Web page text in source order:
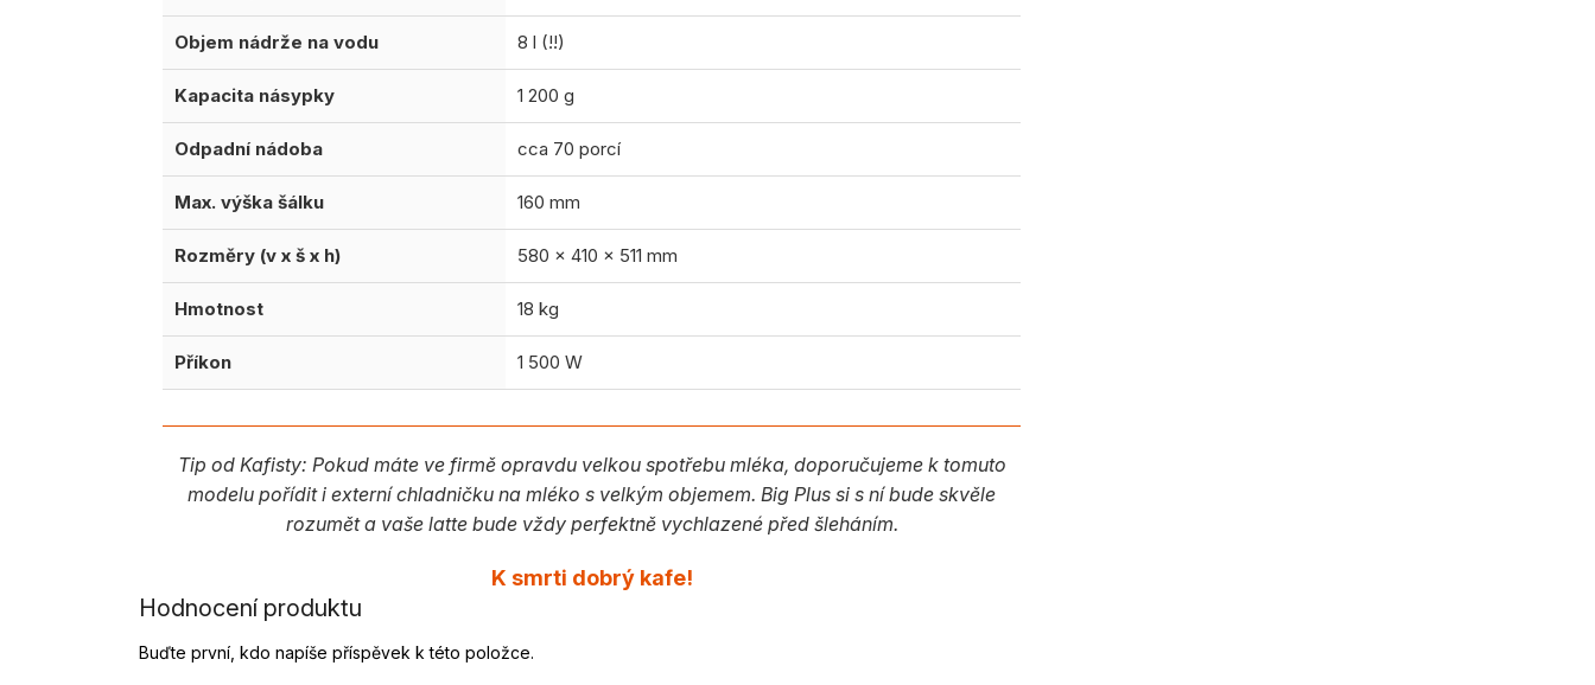
Objem nádrže na vodu 8 l (!!)
Kapacita násypky 1 200 g
Odpadní nádoba cca 70 porcí
Max. výška šálku 160 mm
Rozměry (v x š x h) 580 x 410 x 511 mm
Hmotnost 18 kg
Příkon 1 500 W
Tip od Kafisty: Pokud máte ve firmě opravdu velkou spotřebu mléka, doporučujeme k tomuto
modelu pořídit i externí chladničku na mléko s velkým objemem. Big Plus si s ní bude skvěle
rozumět a vaše latte bude vždy perfektně vychlazené před šleháním.
K smrti dobrý kafe!
Hodnocení produktu
Buďte první, kdo napíše příspěvek k této položce.